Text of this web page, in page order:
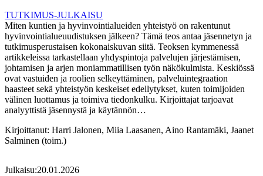
TUTKIMUS-JULKAISU
Miten kuntien ja hyvinvointialueiden yhteistyö on rakentunut
hyvinvointialueuudistuksen jälkeen? Tämä teos antaa jäsennetyn ja
tutkimusperustaisen kokonaiskuvan siitä. Teoksen kymmenessä
artikkeleissa tarkastellaan yhdyspintoja palvelujen järjestämisen,
johtamisen ja arjen moniammatillisen työn näkökulmista. Keskiössä
ovat vastuiden ja roolien selkeyttäminen, palveluintegraation
haasteet sekä yhteistyön keskeiset edellytykset, kuten toimijoiden
välinen luottamus ja toimiva tiedonkulku. Kirjoittajat tarjoavat
analyyttistä jäsennystä ja käytännön…
Kirjoittanut: Harri Jalonen, Miia Laasanen, Aino Rantamäki, Jaanet
Salminen (toim.)
Julkaisu:20.01.2026